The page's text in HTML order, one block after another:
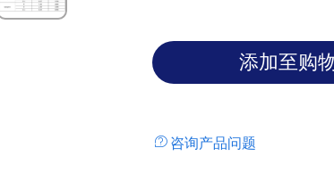
咨询产品问题